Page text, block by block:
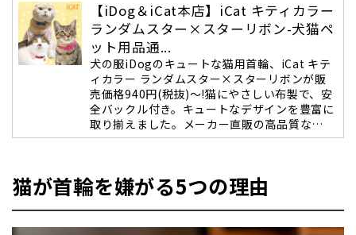
【iDog＆iCat本店】iCat キティカラー
ランダムスター×スターリボン-犬猫ペ
ット用品通...
犬の服iDogのキュートな猫用首輪、iCat キテ
ィカラー ランダムスター×スターリボンが販
売価格940円(税抜)～!猫にやさしい布製で、安
全バックル付き。キュートなデザインを豊富に
取り揃えました。メーカー直販の高品質な…
猫が首輪を嫌がる5つの理由